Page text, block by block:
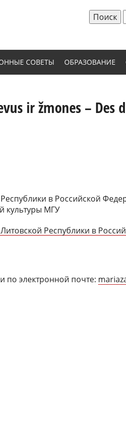
Форма
СОВЕТЫ ОБРАЗОВАНИЕ
ir žmones – Des
в Российской
культуры МГУ
Республики в
по электронной почте: